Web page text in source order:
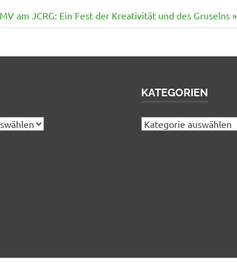
am JCRG: Ein Fest der Kreativität und des Gruselns
KATEGORIEN
Kategorien